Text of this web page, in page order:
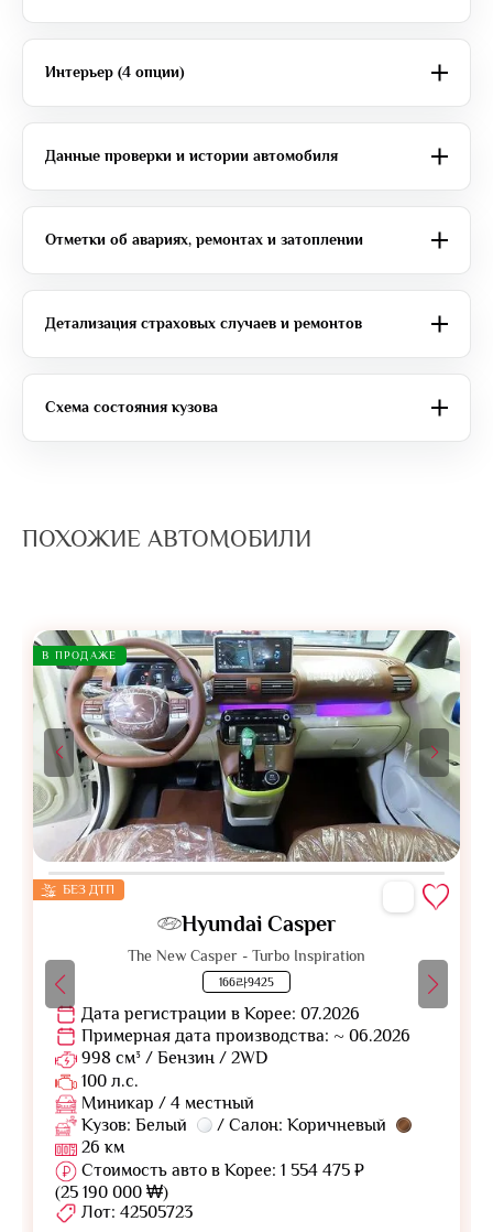
Интерьер (4 опции)
Данные проверки и истории автомобиля
Отметки об авариях, ремонтах и затоплении
Детализация страховых случаев и ремонтов
Схема состояния кузова
ПОХОЖИЕ АВТОМОБИЛИ
В ПРОДАЖЕ
БЕЗ ДТП
Hyundai Casper
The New Casper - Turbo Inspiration
166라9425
Дата регистрации в Корее: 07.2026
Примерная дата производства: ~ 06.2026
998 см³ / Бензин / 2WD
100 л.с.
Миникар / 4 местный
Кузов: Белый
/ Салон: Коричневый
26 км
Стоимость авто в Корее: 1 554 475 ₽
(25 190 000 ₩)
Лот: 42505723